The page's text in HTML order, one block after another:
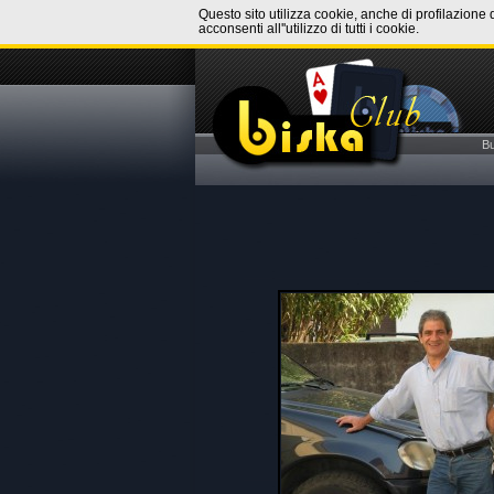
Questo sito utilizza cookie, anche di
acconsenti all''utilizzo di tutti i cookie.